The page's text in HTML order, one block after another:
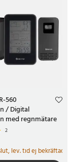
560
/ Digital
med regnmätare
2
lev. tid ej bekräftad.